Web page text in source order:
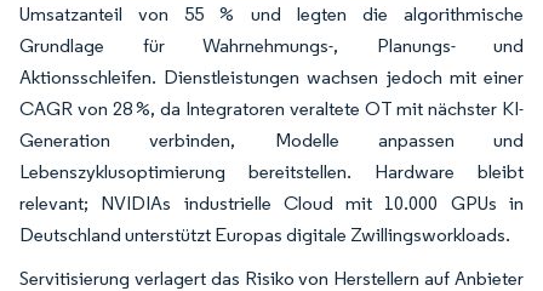
Umsatzanteil von 55 % und legten die algorithmische
Grundlage für Wahrnehmungs-, Planungs- und
Aktionsschleifen. Dienstleistungen wachsen jedoch mit einer
CAGR von 28 %, da Integratoren veraltete OT mit nächster KI-
Generation verbinden, Modelle anpassen und
Lebenszyklusoptimierung bereitstellen. Hardware bleibt
relevant; NVIDIAs industrielle Cloud mit 10.000 GPUs in
Deutschland unterstützt Europas digitale Zwillingsworkloads.
Servitisierung verlagert das Risiko von Herstellern auf Anbieter